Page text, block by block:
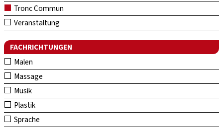
Tronc Commun
Veranstaltung
FACHRICHTUNGEN
Malen
Massage
Musik
Plastik
Sprache